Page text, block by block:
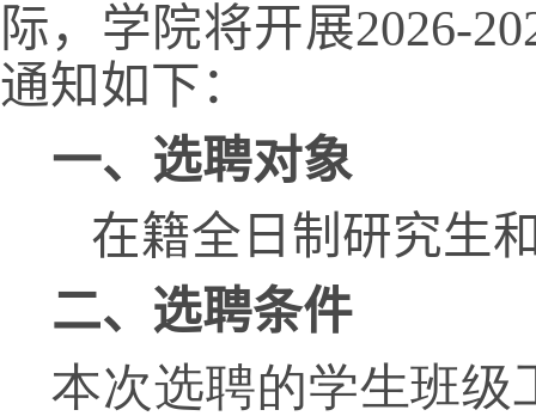
际，学院将开展2026-
通知如下：
一、选聘对象
在籍全日制研究生
二、选聘条件
本次选聘的学生班级